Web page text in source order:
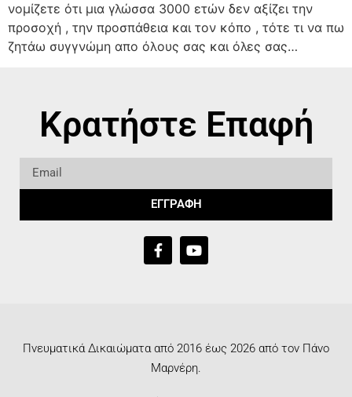
νομίζετε ότι μια γλώσσα 3000 ετών δεν αξίζει την
προσοχή , την προσπάθεια και τον κόπο , τότε τι να πω
ζητάω συγγνώμη απο όλους σας και όλες σας…
Κρατήστε Επαφή
ΕΓΓΡΑΦΗ
Πνευματικά Δικαιώματα από 2016 έως 2026 από τον Πάνο
Μαρνέρη.